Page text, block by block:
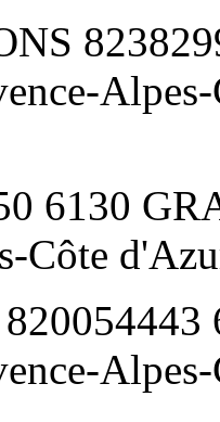
6130
Côte